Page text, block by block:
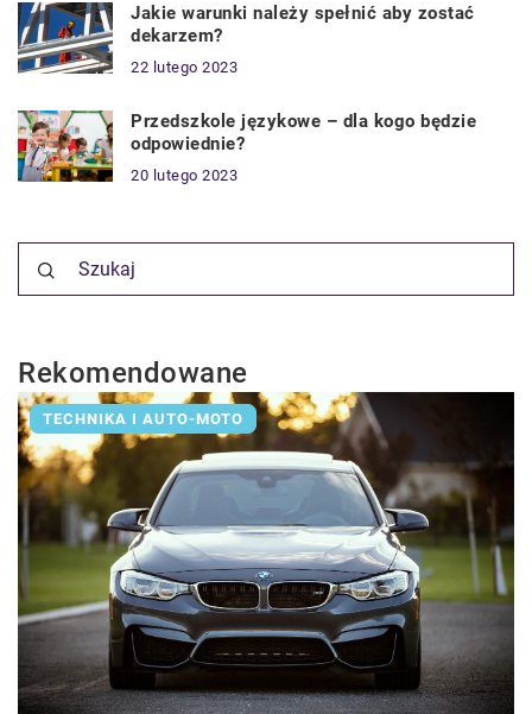
Jakie warunki należy spełnić aby zostać
dekarzem?
22 lutego 2023
Przedszkole językowe – dla kogo będzie
odpowiednie?
20 lutego 2023
Rekomendowane
TECHNIKA I AUTO-MOTO